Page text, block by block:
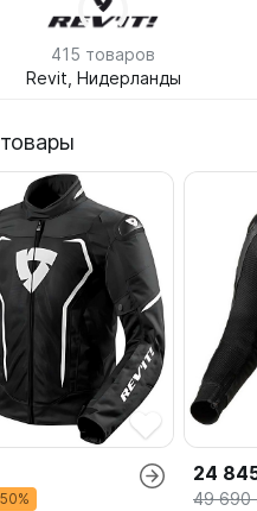
415 товаров
Revit, Нидерланды
24
49 690